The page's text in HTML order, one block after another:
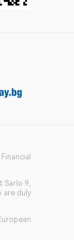
Sarlo 9,
are duly